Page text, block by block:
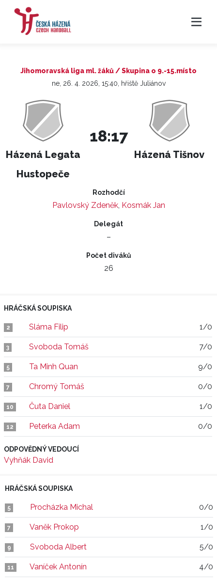
Jihomoravská liga ml. žáků / Skupina o 9.-15.místo
ne, 26. 4. 2026, 15:40, hřiště Juliánov
Házená Legata
Hustopeče
18:17
Házená Tišnov
Rozhodčí
Pavlovský Zdeněk, Kosmák Jan
Delegát
–
Počet diváků
26
HRÁČSKÁ SOUPISKA
2 Sláma Filip 1/0
3 Svoboda Tomáš 7/0
5 Ta Minh Quan 9/0
7 Chromý Tomáš 0/0
10 Čuta Daniel 1/0
12 Peterka Adam 0/0
ODPOVĚDNÝ VEDOUCÍ
Vyhňák David
HRÁČSKÁ SOUPISKA
5 Procházka Michal 0/0
7 Vaněk Prokop 1/0
9 Svoboda Albert 5/0
11 Vaníček Antonín 4/0